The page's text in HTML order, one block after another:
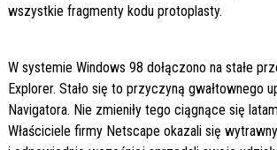
wszystkie fragmenty kodu protoplasty.
W systemie Windows 98 dołączono na stałe
Explorer. Stało się to przyczyną gwałtownego
Navigatora. Nie zmieniły tego ciągnące się
Właściciele firmy Netscape okazali się